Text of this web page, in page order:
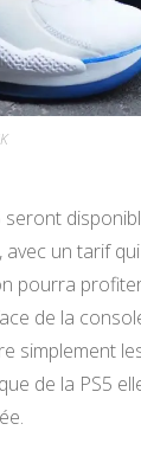
seront
un tarif
pourra
de la
simplement
de la PS5